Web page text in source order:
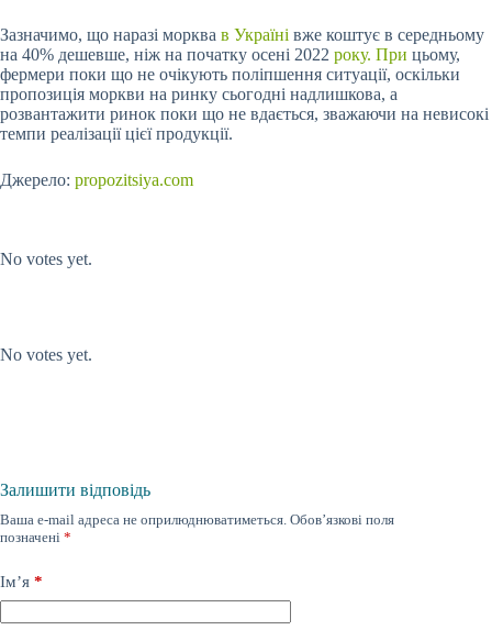
Зазначимо, що наразі морква в Україні вже коштує в середньому
на 40% дешевше, ніж на початку осені 2022 року. При цьому,
фермери поки що не очікують поліпшення ситуації, оскільки
пропозиція моркви на ринку сьогодні надлишкова, а
розвантажити ринок поки що не вдається, зважаючи на невисокі
темпи реалізації цієї продукції.
Джерело: propozitsiya.com
No votes yet.
No votes yet.
Залишити відповідь
Ваша e-mail адреса не оприлюднюватиметься. Обов’язкові поля
позначені *
Ім’я *